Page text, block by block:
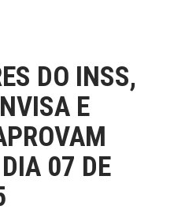
DO INSS,
E
07 DE